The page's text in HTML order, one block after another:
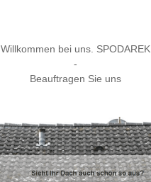
Willkommen bei uns. SPODAREK
-
Beauftragen Sie uns